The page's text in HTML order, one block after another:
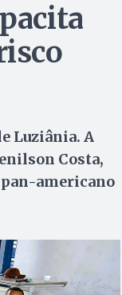
Luziânia. A
Costa,
americano